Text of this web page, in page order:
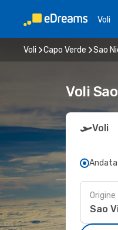
Voli
Voli Capo Verde Sao
Voli
Voli
Origine